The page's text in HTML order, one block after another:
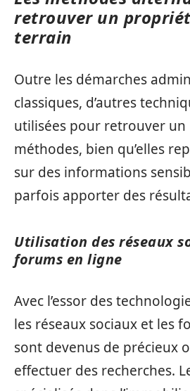
retrouver un
terrain
Outre les démarches
classiques, d’autres
utilisées pour retrouver un
méthodes, bien qu’elles
sur des informations
parfois apporter des
Utilisation des réseaux
forums en ligne
Avec l’essor des
les réseaux sociaux et les
sont devenus de précieux
effectuer des recherches.